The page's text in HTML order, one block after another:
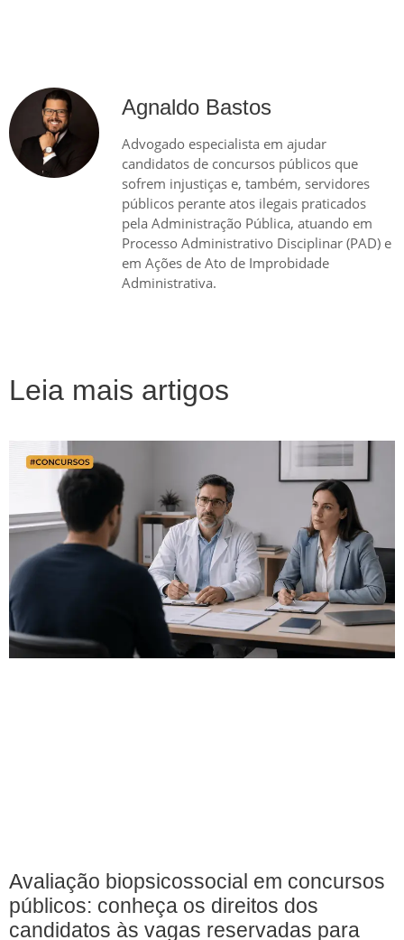
Agnaldo Bastos
Advogado especialista em ajudar
candidatos de concursos públicos que
sofrem injustiças e, também, servidores
públicos perante atos ilegais praticados
pela Administração Pública, atuando em
Processo Administrativo Disciplinar (PAD) e
em Ações de Ato de Improbidade
Administrativa.
Leia mais artigos
Avaliação biopsicossocial em concursos
públicos: conheça os direitos dos
candidatos às vagas reservadas para